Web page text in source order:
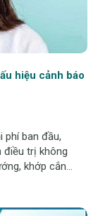
hiệu cảnh báo
phí ban đầu,
điều trị không
khớp cắn